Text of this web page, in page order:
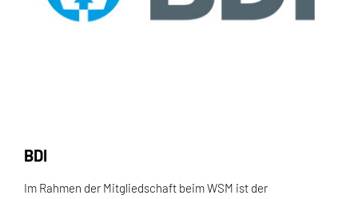
BDI
Im Rahmen der Mitgliedschaft beim WSM ist der